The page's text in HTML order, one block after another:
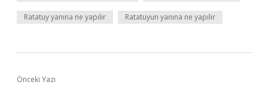
Ratatuy yanına ne yapılır Ratatuyun yanına ne yapılır
Önceki Yazı